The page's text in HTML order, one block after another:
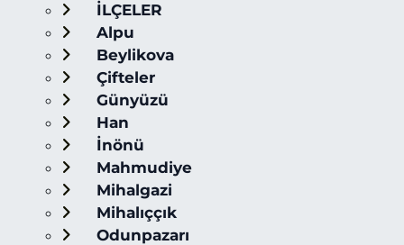
İLÇELER
Alpu
Beylikova
Çifteler
Günyüzü
Han
İnönü
Mahmudiye
Mihalgazi
Mihalıççık
Odunpazarı